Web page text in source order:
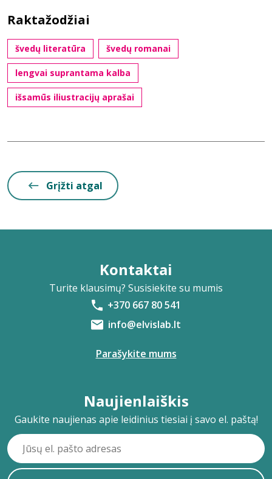
Raktažodžiai
švedų literatūra švedų romanai
lengvai suprantama kalba
išsamūs iliustracijų aprašai
Grįžti atgal
Kontaktai
Turite klausimų? Susisiekite su mumis
+370 667 80 541
info@elvislab.lt
Parašykite mums
Naujienlaiškis
Gaukite naujienas apie leidinius tiesiai į savo el. paštą!